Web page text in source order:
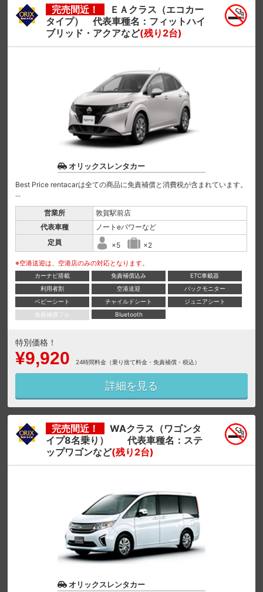
完売間近！
ＥＡクラス（エコカー
タイプ） 代表車種名：フィットハイ
ブリッド・アクアなど(残り2台)
オリックスレンタカー
Best Price rentacarは全ての商品に免責補償と消費税が含まれています。
...
営業所
敦賀駅前店
代表車種
ノートeパワーなど
定員
×5 ×2
※空港送迎は、空港店のみの対応となります。
カーナビ搭載 免責補償込み
ETC車載器
利用者割
空港送迎
バックモニター
ベビーシート
チャイルドシート
ジュニアシート
免責補償フル
Bluetooth
特別価格！
¥9,920 24時間料金（乗り捨て料金・免責補償・税込）
詳細を見る
完売間近！
WAクラス（ワゴンタ
イプ8名乗り） 代表車種名：ステ
ップワゴンなど(残り2台)
オリックスレンタカー